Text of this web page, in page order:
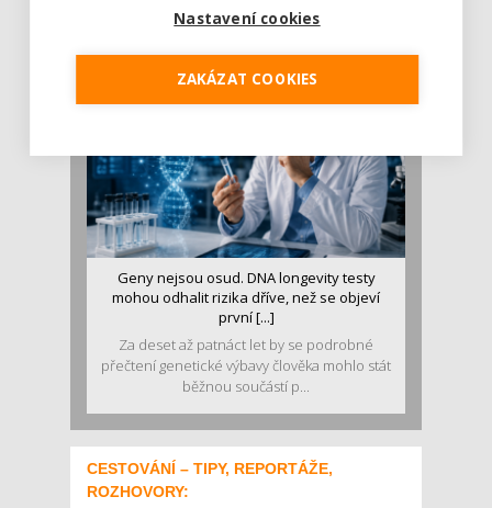
v oblasti zdraví, výživy i dlouhověkosti. Přesto
se o ně...
Geny nejsou osud. DNA longevity testy
mohou odhalit rizika dříve, než se objeví
první [...]
Za deset až patnáct let by se podrobné
přečtení genetické výbavy člověka mohlo stát
běžnou součástí p...
CESTOVÁNÍ – TIPY, REPORTÁŽE,
ROZHOVORY:
Nastavení cookies
ZAKÁZAT COOKIES